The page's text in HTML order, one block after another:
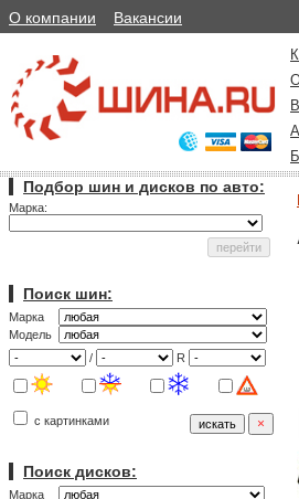
О компании Вакансии
Подбор шин и дисков по авто:
Марка:
Поиск шин:
Марка
Модель
/
R
с картинками
Поиск дисков:
Марка